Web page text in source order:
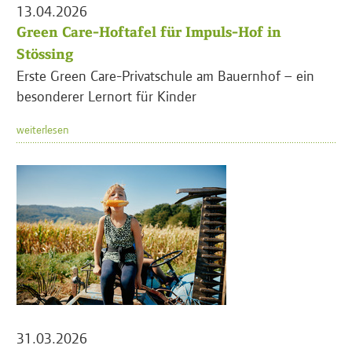
13.04.2026
Green Care-Hoftafel für Impuls-Hof in
Stössing
Erste Green Care-Privatschule am Bauernhof – ein
besonderer Lernort für Kinder
weiterlesen
31.03.2026